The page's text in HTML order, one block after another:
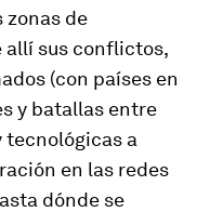
zonas de
allí sus conflictos,
(con países en
y batallas entre
tecnológicas a
en las redes
dónde se